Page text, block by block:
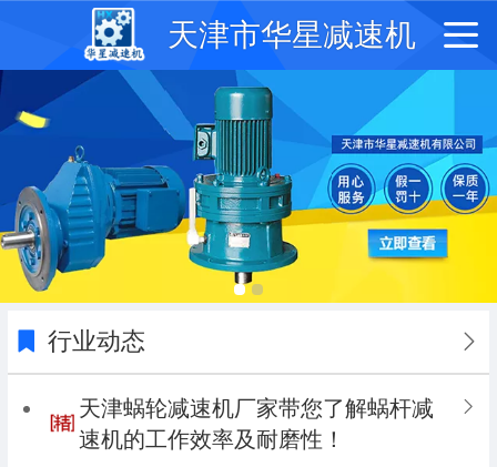
天津市华星减速机
行业动态
天津蜗轮减速机厂家带您了解蜗杆减
速机的工作效率及耐磨性！